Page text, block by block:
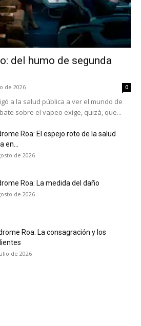
del humo de segunda
de 2026 0
a la salud pública a ver el mundo de
sobre el vapeo exige, quizá, que...
Roa: El espejo roto de la salud
en...
de 2026
Roa: La medida del daño
de 2026
Roa: La consagración y los
de 2026